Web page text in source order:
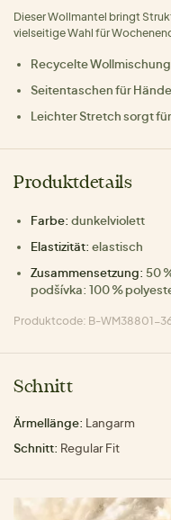
Dieser Wollmantel bringt
vielseitige Wahl für
Recycelte
Seitentaschen für
Leichter Stretch sorgt
Produktdetails
Farbe: dunkelviolett
Elastizität: elastisch
Zusammensetzung: 50
podšívka: 100 %
Produktcode: B-WM38801-
Schnitt
Ärmellänge: Langarm
Schnitt: Regular Fit